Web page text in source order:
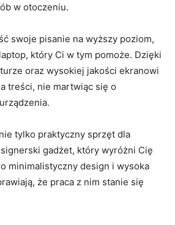
w ⁢otoczeniu.
swoje ⁤pisanie na wyższy ⁣poziom,
który Ci w tym pomoże. ⁤Dzięki
oraz wysokiej jakości‌ ekranowi
treści, nie ‍martwiąc‍ się o
tylko praktyczny sprzęt⁢ dla​
gadżet, który wyróżni Cię
minimalistyczny design i​ wysoka
‍że praca z⁤ nim stanie się